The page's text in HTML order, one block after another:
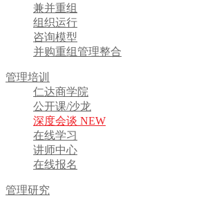
兼并重组
组织运行
咨询模型
并购重组管理整合
管理培训
仁达商学院
公开课/沙龙
深度会谈 NEW
在线学习
讲师中心
在线报名
管理研究